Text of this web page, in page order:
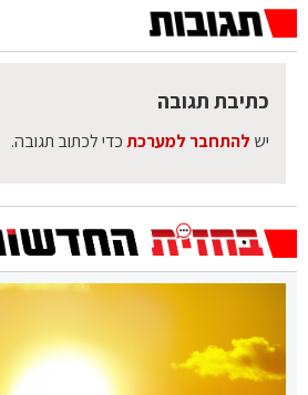
כתיבת תגובה
יש להתחבר למערכתכדי לכתוב תגובה.